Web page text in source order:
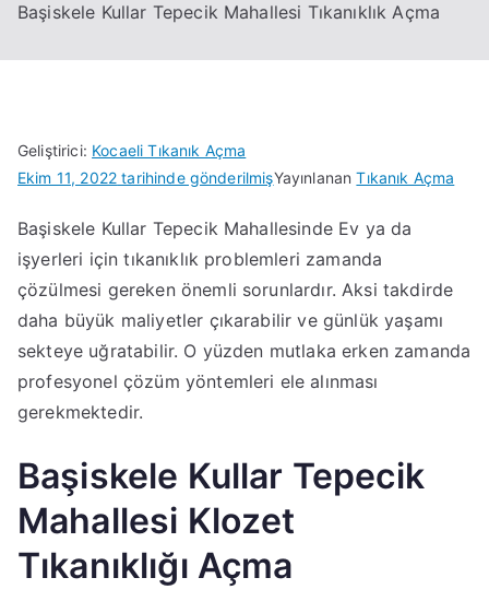
Başiskele Kullar Tepecik Mahallesi Tıkanıklık Açma
Geliştirici: Kocaeli Tıkanık Açma
Ekim 11, 2022 tarihinde gönderilmişYayınlananTıkanık Açma
Başiskele Kullar Tepecik Mahallesinde Ev ya da
işyerleri için tıkanıklık problemleri zamanda
çözülmesi gereken önemli sorunlardır. Aksi takdirde
daha büyük maliyetler çıkarabilir ve günlük yaşamı
sekteye uğratabilir. O yüzden mutlaka erken zamanda
profesyonel çözüm yöntemleri ele alınması
gerekmektedir.
Başiskele Kullar Tepecik
Mahallesi Klozet
Tıkanıklığı Açma